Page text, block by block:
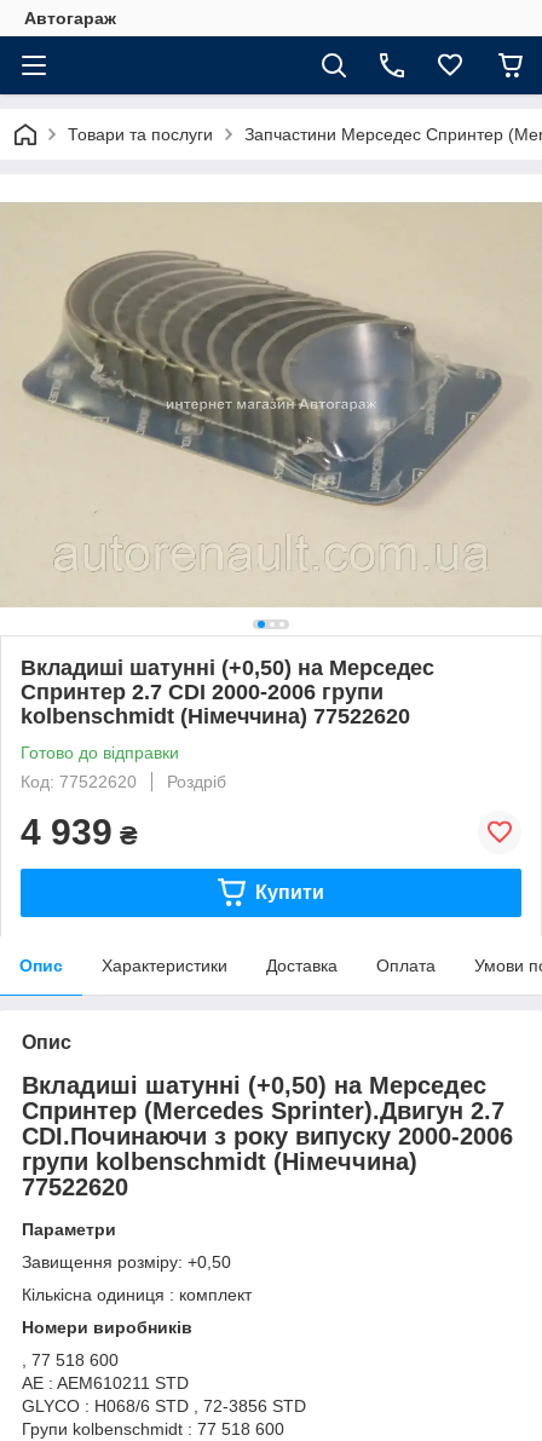
Автогараж
Товари та послуги Запчастини Мерседес Спринтер
Вкладиші шатунні (+0,50) на Мерседес
Спринтер 2.7 CDI 2000-2006 групи
kolbenschmidt (Німеччина) 77522620
Готово до відправки
Код: 77522620
Роздріб
4 939 ₴
Купити
Опис Характеристики Доставка Оплата Умови
Опис
Вкладиші шатунні (+0,50) на Мерседес
Спринтер (Mercedes Sprinter).Двигун 2.7
CDI.Починаючи з року випуску 2000-2006
групи kolbenschmidt (Німеччина)
77522620
Параметри
Завищення розміру: +0,50
Кількісна одиниця : комплект
Номери виробників
, 77 518 600
AE : AEM610211 STD
GLYCO : H068/6 STD , 72-3856 STD
Групи kolbenschmidt : 77 518 600